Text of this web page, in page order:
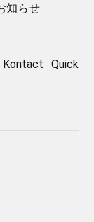
知らせ
Quick